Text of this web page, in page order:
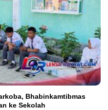
Bhabinkamtibmas
ke Sekolah